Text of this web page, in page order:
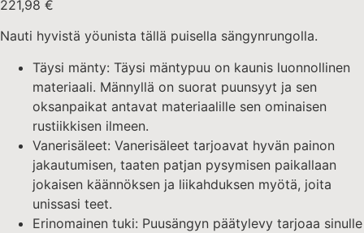
221,98 €
Nauti hyvistä yöunista tällä puisella sängynrungolla.
Täysi mänty: Täysi mäntypuu on kaunis luonnollinen
materiaali. Männyllä on suorat puunsyyt ja sen
oksanpaikat antavat materiaalille sen ominaisen
rustiikkisen ilmeen.
Vanerisäleet: Vanerisäleet tarjoavat hyvän painon
jakautumisen, taaten patjan pysymisen paikallaan
jokaisen käännöksen ja liikahduksen myötä, joita
unissasi teet.
Erinomainen tuki: Puusängyn päätylevy tarjoaa sinulle